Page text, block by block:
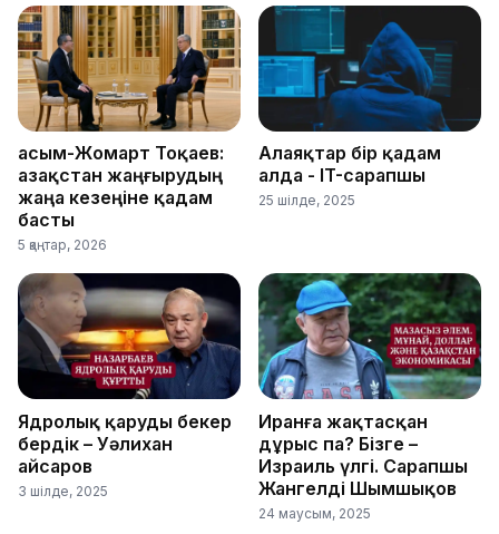
Қасым-Жомарт Тоқаев:
Қазақстан жаңғырудың
жаңа кезеңіне қадам
басты
5 қаңтар, 2026
Алаяқтар бір қадам
алда - IT-сарапшы
25 шілде, 2025
Ядролық қаруды бекер
бердік – Уәлихан
Қайсаров
3 шілде, 2025
Иранға жақтасқан
дұрыс па? Бізге –
Израиль үлгі. Сарапшы
Жангелді Шымшықов
24 маусым, 2025